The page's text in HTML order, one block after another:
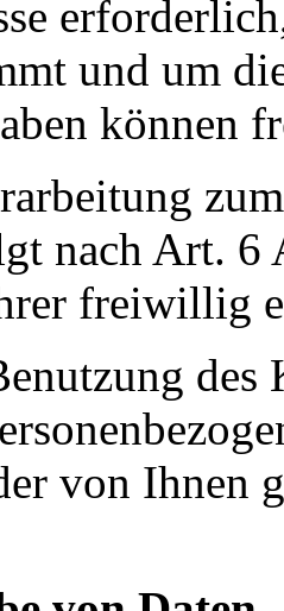
und um
können
nach Art. 6
freiwillig
von Ihnen